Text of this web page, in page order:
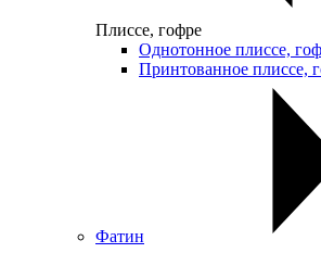
Плиссе, гофре
Однотонное плиссе,
Принтованное плиссе,
Фатин